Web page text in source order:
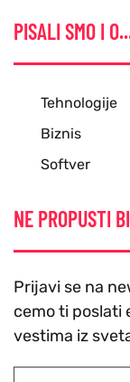
PISALI SMO I
Tehnologije
Biznis
Softver
NE PROPUSTI
Prijavi se na
cemo ti poslati
vestima iz